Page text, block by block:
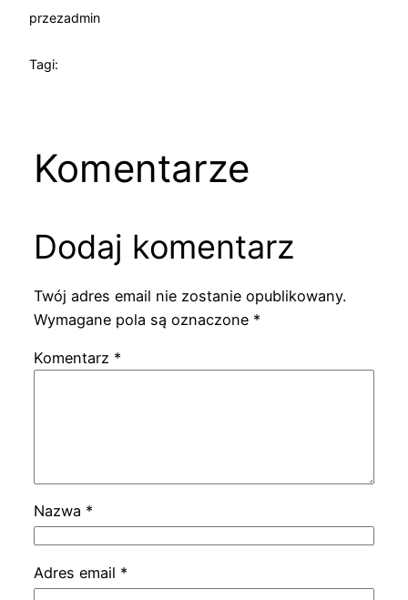
przezadmin
Tagi:
Komentarze
Dodaj komentarz
Twój adres email nie zostanie opublikowany.
Wymagane pola są oznaczone *
Komentarz *
Nazwa *
Adres email *